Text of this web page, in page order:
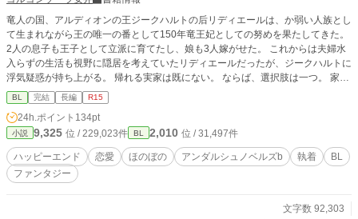
竜人の国、アルディオンの王ジークハルトの后リディエールは、か弱い人族とし
て生まれながら王の唯一の番として150年竜王妃としての努めを果たしてきた。
2人の息子も王子として立派に育てたし、娘も3人嫁がせた。 これからは夫婦水
入らずの生活も視野に隠居を考えていたリディエールだったが、ジークハルトに
浮気疑惑が持ち上がる。 帰れる実家は既にない。 ならば、選択肢は一つ。 家出
させていただきます! 元冒険者のリディが王宮を飛び出して好き勝手大暴れしま
す。 本編完結しました。
BL 完結 長編 R15
24h.ポイント 134pt
小説 9,325 位 / 229,023件 BL 2,010 位 / 31,497件
ハッピーエンド 恋愛 ほのぼの アンダルシュノベルズb 執着
BL
ファンタジー
文字数 92,303